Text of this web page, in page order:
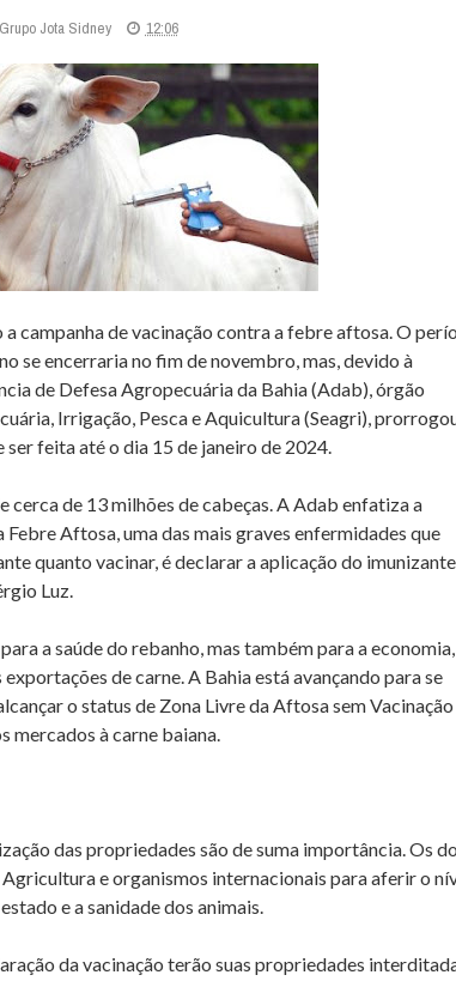
Grupo Jota Sidney 12:06
campanha de vacinação contra a febre aftosa. O
se encerraria no fim de novembro, mas, devido à
de Defesa Agropecuária da Bahia (Adab), órgão
Irrigação, Pesca e Aquicultura (Seagri),
ser feita até o dia 15 de janeiro de 2024.
de 13 milhões de cabeças. A Adab enfatiza a
Aftosa, uma das mais graves enfermidades que
quanto vacinar, é declarar a aplicação do
Luz.
a saúde do rebanho, mas também para a economia,
de carne. A Bahia está avançando para se
o status de Zona Livre da Aftosa sem
mercados à carne baiana.
das propriedades são de suma importância. Os
e organismos internacionais para aferir o
e a sanidade dos animais.
da vacinação terão suas propriedades